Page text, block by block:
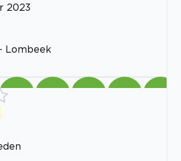
2023
Lombeek